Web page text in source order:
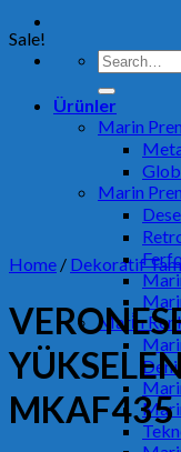
Search
for:
Ürünler
Marin
Marin
Mari̇n
Sale!
Home / Dekoratif
MKAF435